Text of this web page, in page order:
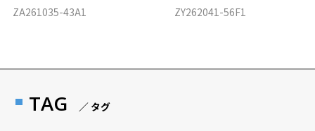
ZA261035-43A1 ZY262041-56F1
TAG ／ タグ